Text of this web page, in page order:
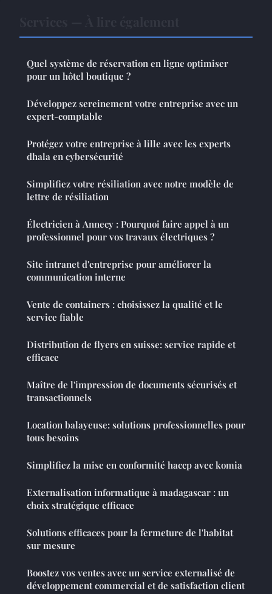
Quel système de réservation en ligne optimiser
pour un hôtel boutique ?
Développez sereinement votre entreprise avec un
expert-comptable
Protégez votre entreprise à lille avec les experts
dhala en cybersécurité
Simplifiez votre résiliation avec notre modèle de
lettre de résiliation
Électricien à Annecy : Pourquoi faire appel à un
professionnel pour vos travaux électriques ?
Site intranet d'entreprise pour améliorer la
communication interne
Vente de containers : choisissez la qualité et le
service fiable
Distribution de flyers en suisse: service rapide et
efficace
Maître de l'impression de documents sécurisés et
transactionnels
Location balayeuse: solutions professionnelles pour
tous besoins
Simplifiez la mise en conformité haccp avec komia
Externalisation informatique à madagascar : un
choix stratégique efficace
Solutions efficaces pour la fermeture de l'habitat
sur mesure
Boostez vos ventes avec un service externalisé de
développement commercial et de satisfaction client